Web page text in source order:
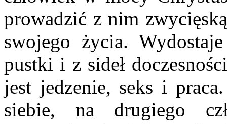
prowadzić z nim
swojego życia.
pustki i z sideł
jest jedzenie, seks i
siebie, na drugiego